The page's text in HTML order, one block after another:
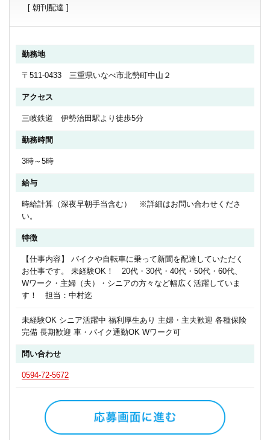
[ 朝刊配達 ]
勤務地
〒511-0433 三重県いなべ市北勢町中山２
アクセス
三岐鉄道 伊勢治田駅より徒歩5分
勤務時間
3時～5時
給与
時給計算（深夜早朝手当含む） ※詳細はお問い合わせくださ
い。
特徴
【仕事内容】 バイクや自転車に乗って新聞を配達していただく
お仕事です。 未経験OK！ 20代・30代・40代・50代・60代、
Wワーク・主婦（夫）・シニアの方々など幅広く活躍していま
す！ 担当：中村迄
未経験OK シニア活躍中 福利厚生あり 主婦・主夫歓迎 各種保険
完備 長期歓迎 車・バイク通勤OK Wワーク可
問い合わせ
0594-72-5672